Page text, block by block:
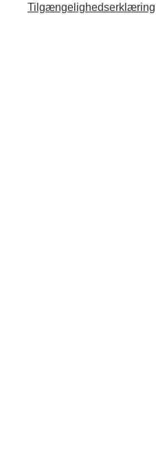
Tilgængelighedserklæring